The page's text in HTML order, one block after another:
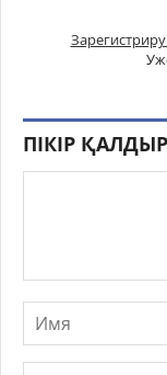
ПІКІР